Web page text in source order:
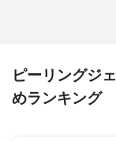
ピーリングジ
めランキング